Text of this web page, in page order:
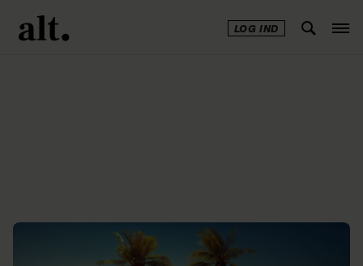
LOG IND